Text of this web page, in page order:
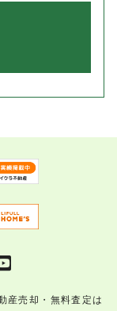
産売却・無料査定は